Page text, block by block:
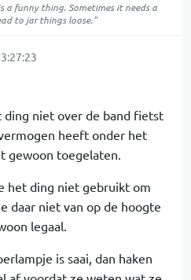
a funny thing. Sometimes it needs a
to jar things loose."
ding niet over de band fietst
heeft onder het
gewoon toegelaten.
het ding niet gebruikt om
daar niet van op de hoogte
legaal.
is saai, dan haken